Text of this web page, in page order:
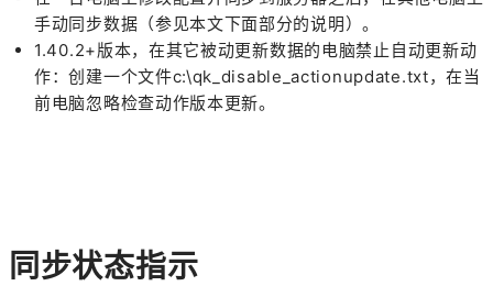
手动同步数据（参见本文下面部分的说明）。
1.40.2+版本，在其它被动更新数据的电脑禁止自动更新动
作：创建一个文件c:\qk_disable_actionupdate.txt，在当
前电脑忽略检查动作版本更新。
同步状态指示